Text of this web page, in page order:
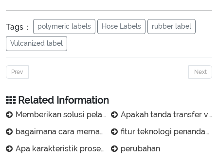
Tags： polymeric labels Hose Labels rubber label
Vulcanized label
Prev Next
Related Information
Memberikan solusi pelabelan tabung karet secara profesional
Apakah tanda transfer vulkanisasi menjadi buram setelah vulkanisasi?
bagaimana cara memastikan bahwa label selang karet diberi kode warna dengan benar?
fitur teknologi penandaan transfer vulkanisasi
Apa karakteristik proses produksi label transfer bar vulkanisir?
perubahan